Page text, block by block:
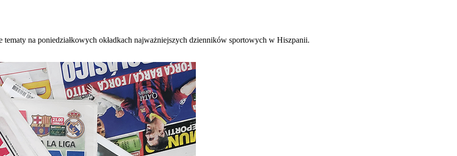
na poniedziałkowych okładkach najważniejszych dzienników sportowych w Hiszpanii.